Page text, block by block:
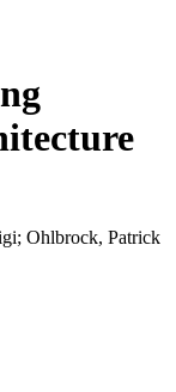
Ohlbrock, Patrick